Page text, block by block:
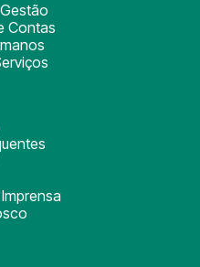
Contas